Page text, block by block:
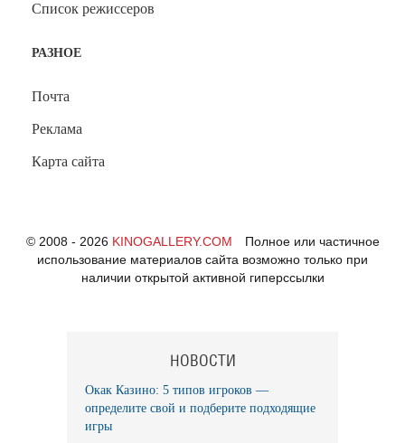
НОВОСТИ
Окак Казино: 5 типов игроков —
определите свой и подберите подходящие
игры
Список режиссеров
РАЗНОЕ
Почта
Реклама
Карта сайта
© 2008 - 2026 KINOGALLERY.COM
Полное или частичное
использование материалов сайта возможно только при
наличии открытой активной гиперссылки